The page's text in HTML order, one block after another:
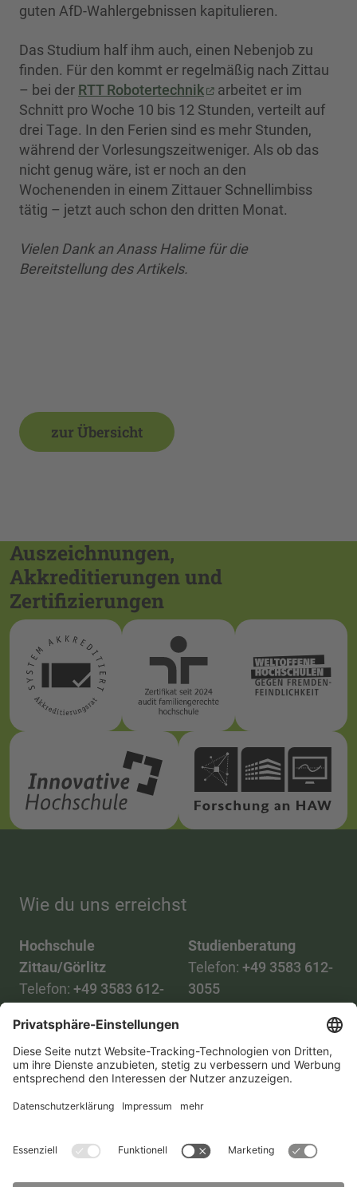
guten AfD-Wahlergebnissen kapitulieren.
Das Studium half ihm auch, einen Nebenjob zu
finden. Für den kommt er regelmäßig nach Zittau
– bei der RTT Robotertechnik
arbeitet er im
Schnitt pro Woche 10 bis 12 Stunden, verteilt auf
drei Tage. In den Ferien sind es mehr Stunden,
während der Vorlesungszeitweniger. Als ob das
nicht genug wäre, ist er noch an den
Wochenenden in einem Zittauer Schnellimbiss
tätig – jetzt auch schon den dritten Monat.
Vielen Dank an Anass Halime für die
Bereitstellung des Artikels.
zur Übersicht
Auszeichnungen,
Akkreditierungen und
Zertifizierungen
Wie du uns erreichst
Hochschule
Zittau/Görlitz
Telefon: +49 3583 612-
Mail:info(at)hszg.de
Studienberatung
Telefon: +49 3583 612-
3055
Mail:
stud.info(at)hszg.de
TransparenzgesetzKontakt Lageplan